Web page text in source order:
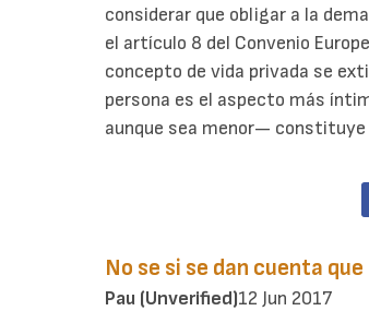
considerar que obligar a la
el artículo 8 del Convenio
concepto de vida privada se
persona es el aspecto más
aunque sea menor—
No se si se dan cuenta que
Pau (unverified)12 Jun 2017